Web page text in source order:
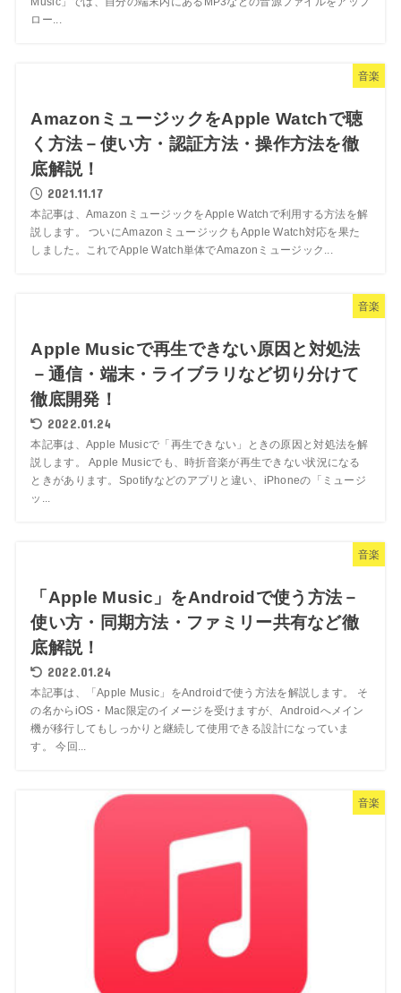
ロー...
音楽
AmazonミュージックをApple Watchで聴
く方法－使い方・認証方法・操作方法を徹
底解説！
2021.11.17
本記事は、AmazonミュージックをApple Watchで利用する方法を解
説します。 ついにAmazonミュージックもApple Watch対応を果た
しました。これでApple Watch単体でAmazonミュージック...
音楽
Apple Musicで再生できない原因と対処法
－通信・端末・ライブラリなど切り分けて
徹底開発！
2022.01.24
本記事は、Apple Musicで「再生できない」ときの原因と対処法を解
説します。 Apple Musicでも、時折音楽が再生できない状況になる
ときがあります。Spotifyなどのアプリと違い、iPhoneの「ミュージ
ッ...
音楽
「Apple Music」をAndroidで使う方法－
使い方・同期方法・ファミリー共有など徹
底解説！
2022.01.24
本記事は、「Apple Music」をAndroidで使う方法を解説します。 そ
の名からiOS・Mac限定のイメージを受けますが、Androidへメイン
機が移行してもしっかりと継続して使用できる設計になっていま
す。 今回...
音楽